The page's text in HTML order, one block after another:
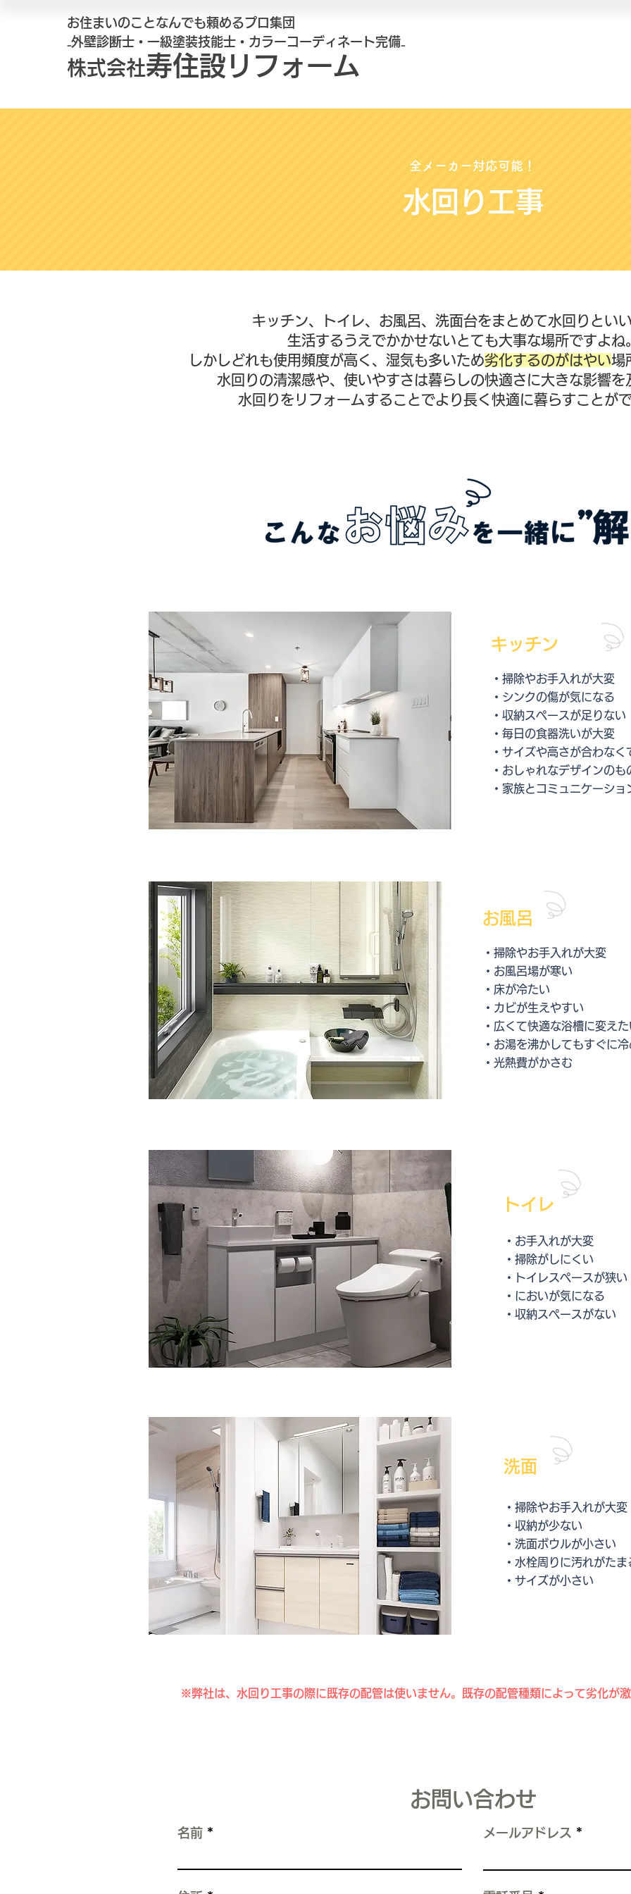
お住まいのことなんでも頼めるプロ集団
₋外壁診断士・一級塗装技能士・カラーコーディネート完備₋
株式会社寿住設リフォーム
全メーカー対応可能！
水回り工事
キッチン、トイレ、お風呂、洗面台をまとめて水回りとい
生活するうえでかかせないとても大事な場所ですよね
しかしどれも使用頻度が高く、湿気も多いため劣化するのがはやい場
水回りの清潔感や、使いやすさは暮らしの快適さに大きな影響を
水回りをリフォームすることでより長く快適に暮らすことが
​キッチン
・掃除やお手入れが大変
・シンクの傷が気になる
・ 収納スペースが足りない
・毎日の食器洗いが大変
・サイズや高さが合わなく
・おしゃれなデザインのも
・家族とコミュニケーシ
お風呂
・掃除やお手入れが大変
・お風呂場が寒い
・ 床が冷たい
・カビが生えやすい
・広くて快適な浴槽に変え
・お湯を沸かしてもすぐに
・光熱費がかさむ
トイレ
・お手入れが大変
・掃除がしにくい
・トイレスペースが狭い
・においが気になる
・収納スペースがない
洗面
・掃除やお手入れが大変
・収納が少ない
・洗面ボウルが小さい
・水栓周りに汚れがたま
・サイズが小さい
※弊社は、水回り工事の際に既存の配管は使いません。既存の配管種類によって劣化が
​お問い合わせ
名前 メールアドレス